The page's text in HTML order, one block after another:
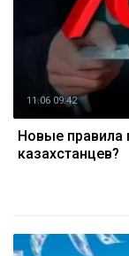
11.06 09:42
Новые правила
казахстанцев?